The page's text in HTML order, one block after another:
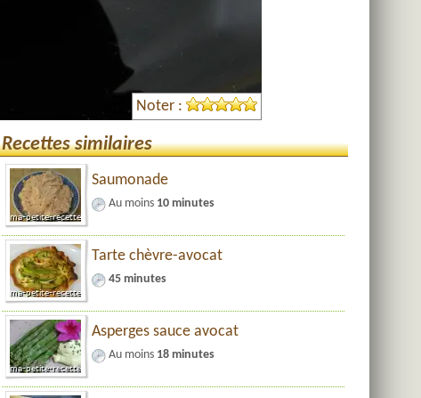
Noter :
Recettes similaires
Saumonade
Au moins 10 minutes
Tarte chèvre-avocat
45 minutes
Asperges sauce avocat
Au moins 18 minutes